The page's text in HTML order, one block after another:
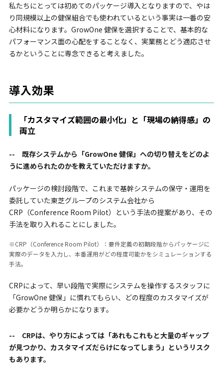
私たちにとっては初めてのパッケージ導入となりますので、やは
り同規模以上の健保組合でも使われているという事実は一番の安
心材料になります。GrowOne 健保を選択することで、基本的な
パフォーマンス面の心配をすることなく、実業務とどう適応させ
るかということに専念できると考えました。
導入効果
「カスタマイズ範囲の最小化」と「現場の納得感」の
両立
-- 既存システムから「GrowOne 健保」への切り替えをどのよ
うに進められたのかを教えていただけますか。
パッケージの検討段階で、これまで基幹システムの保守・運用を
委託していた東芝グループのシステム会社から
CRP（Conference Room Pilot）という手法の提案があり、その
手法を取り入れることにしました。
※CRP（Conference Room Pilot）：要件定義の初期段階からパッケージに
実際のデータを入力し、本番運用がどの程度可能かをシミュレーションする
手法。
CRPによって、早い段階で実際にシステムを操作するスタッフに
「GrowOne 健保」に慣れてもらい、どの程度のカスタマイズが
必要かどうか明らかになります。
-- CRPは、やり方によっては「あれもこれもと大量のギャップ
が見つかり、カスタマイズだらけになってしまう」というリスク
もあります。